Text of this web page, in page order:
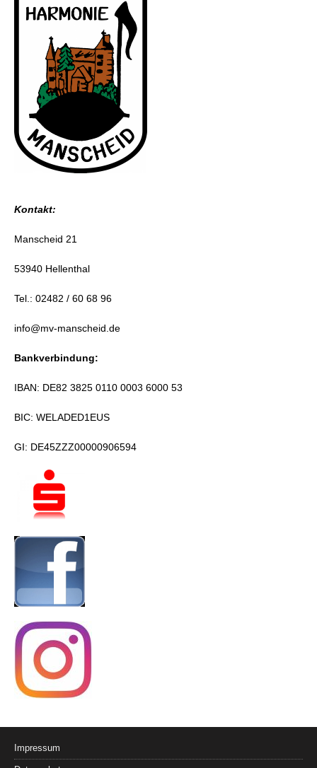
Kontakt:
Manscheid 21
53940 Hellenthal
Tel.: 02482 / 60 68 96
info@mv-manscheid.de
Bankverbindung:
IBAN: DE82 3825 0110 0003 6000 53
BIC: WELADED1EUS
GI: DE45ZZZ00000906594
Impressum